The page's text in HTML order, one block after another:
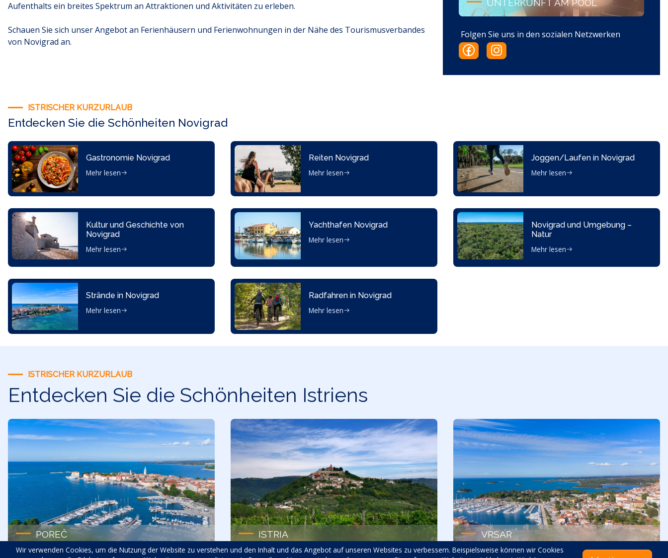
UNTERKUNFT AM POOL
Folgen Sie uns in den sozialen Netzwerken
Aufenthalts ein breites Spektrum an Attraktionen und Aktivitäten zu erleben.
Schauen Sie sich unser Angebot an Ferienhäusern und Ferienwohnungen in der Nähe des Tourismusverbandes
von Novigrad an.
ISTRISCHER KURZURLAUB
Entdecken Sie die Schönheiten Novigrad
Gastronomie Novigrad
Mehr lesen
Reiten Novigrad
Mehr lesen
Joggen/Laufen in Novigrad
Mehr lesen
Kultur und Geschichte von
Novigrad
Mehr lesen
Yachthafen Novigrad
Mehr lesen
Novigrad und Umgebung –
Natur
Mehr lesen
Strände in Novigrad
Mehr lesen
Radfahren in Novigrad
Mehr lesen
ISTRISCHER KURZURLAUB
Entdecken Sie die Schönheiten Istriens
POREČ ISTRIA VRSAR
Wir verwenden Cookies, um die Nutzung der Website zu verstehen und den Inhalt und das Angebot auf unseren Websites zu verbessern. Beispielsweise können wir Cookies